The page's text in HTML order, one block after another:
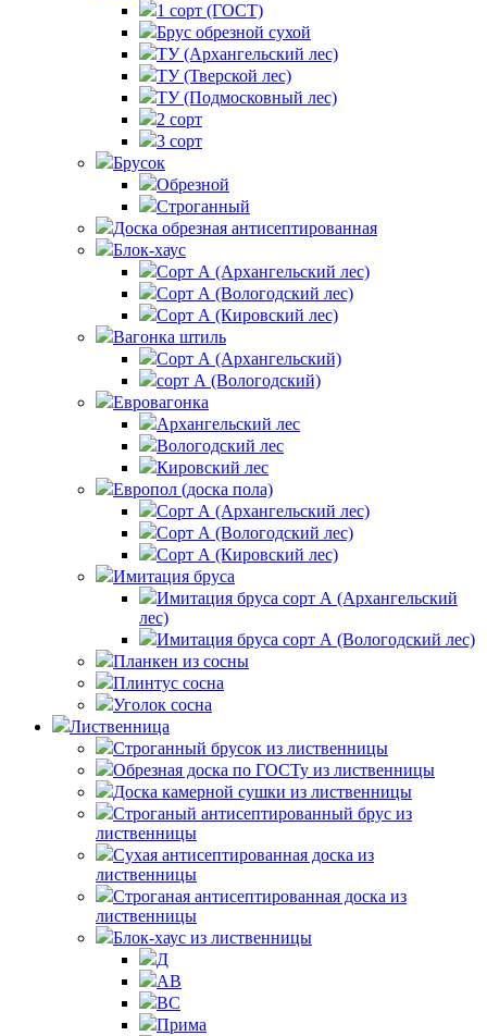
1 сорт (ГОСТ)
Брус обрезной сухой
ТУ (Архангельский лес)
ТУ (Тверской лес)
ТУ (Подмосковный лес)
2 сорт
3 сорт
Брусок
Обрезной
Строганный
Доска обрезная антисептированная
Блок-хаус
Сорт А (Архангельский лес)
Сорт А (Вологодский лес)
Сорт А (Кировский лес)
Вагонка штиль
Сорт А (Архангельский)
сорт А (Вологодский)
Евровагонка
Архангельский лес
Вологодский лес
Кировский лес
Европол (доска пола)
Сорт А (Архангельский лес)‎
Сорт А (Вологодский лес)‎
Сорт А (Кировский лес)‎
Имитация бруса
Имитация бруса сорт А (Архангельский
лес)
Имитация бруса сорт А (Вологодский лес)
Планкен из сосны
Плинтус сосна
Уголок сосна
Лиственница
Строганный брусок из лиственницы
Обрезная доска по ГОСТу из лиственницы
Доска камерной сушки из лиственницы
Строганый антисептированный брус из
лиственницы
Сухая антисептированная доска из
лиственницы
Строганая антисептированная доска из
лиственницы
Блок-хаус из лиственницы
Д
АВ
ВС
Прима